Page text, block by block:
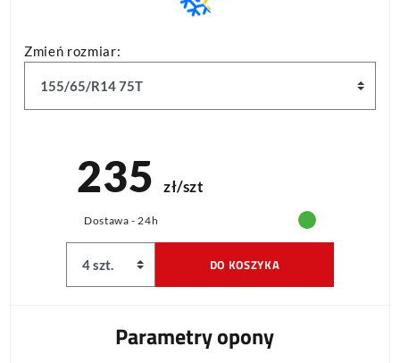
Zmień rozmiar:
235 zł/szt
Dostawa - 24h
DO KOSZYKA
Parametry opony